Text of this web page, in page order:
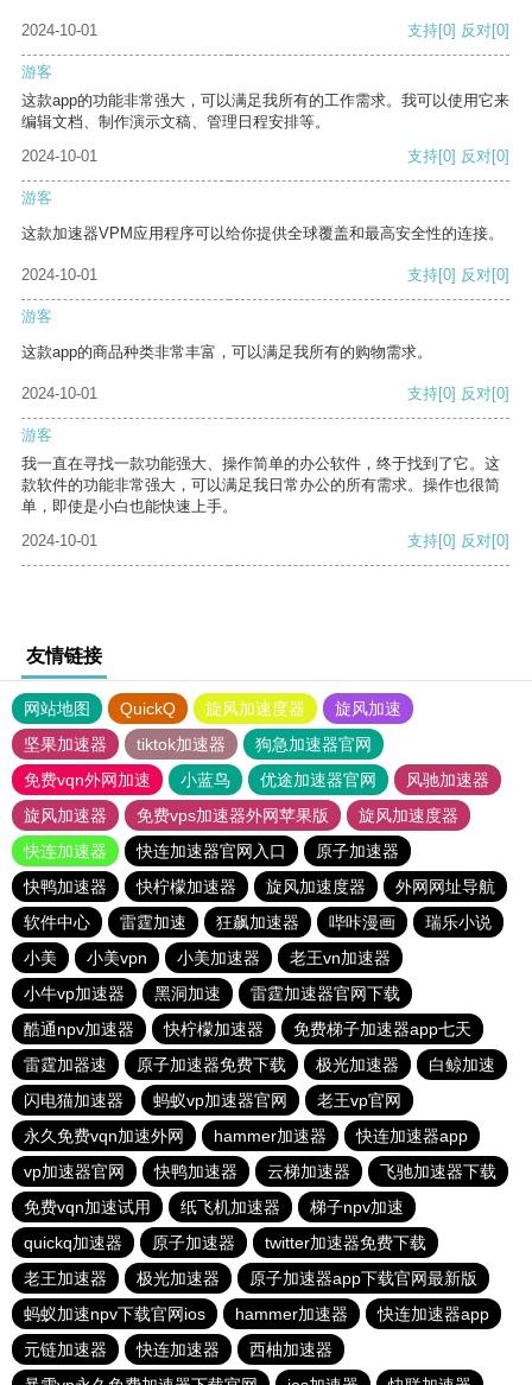
2024-10-01 支持[0] 反对[0]
游客
这款app的功能非常强大，可以满足我所有的工作需求。我可以使用它来
编辑文档、制作演示文稿、管理日程安排等。
2024-10-01
支持[0] 反对[0]
游客
这款加速器VPM应用程序可以给你提供全球覆盖和最高安全性的连接。
2024-10-01 支持[0] 反对[0]
游客
这款app的商品种类非常丰富，可以满足我所有的购物需求。
2024-10-01 支持[0] 反对[0]
游客
我一直在寻找一款功能强大、操作简单的办公软件，终于找到了它。这
款软件的功能非常强大，可以满足我日常办公的所有需求。操作也很简
单，即使是小白也能快速上手。
2024-10-01
支持[0] 反对[0]
友情链接
网站地图 QuickQ 旋风加速度器
旋风加速
坚果加速器
tiktok加速器
狗急加速器官网
免费vqn外网加速
小蓝鸟 优途加速器官网
风驰加速器
旋风加速器
免费vps加速器外网苹果版
旋风加速度器
快连加速器
快连加速器官网入口
原子加速器
快鸭加速器
快柠檬加速器 旋风加速度器
外网网址导航
软件中心
雷霆加速 狂飙加速器 哔咔漫画
瑞乐小说
小美
小美vpn 小美加速器
老王vn加速器
小牛vp加速器
黑洞加速
雷霆加速器官网下载
酷通npv加速器
快柠檬加速器
免费梯子加速器app七天
雷霆加器速
原子加速器免费下载 极光加速器
白鲸加速
闪电猫加速器
蚂蚁vp加速器官网
老王vp官网
永久免费vqn加速外网
hammer加速器
快连加速器app
vp加速器官网
快鸭加速器 云梯加速器
飞驰加速器下载
免费vqn加速试用
纸飞机加速器
梯子npv加速
quickq加速器
原子加速器
twitter加速器免费下载
老王加速器
极光加速器
原子加速器app下载官网最新版
蚂蚁加速npv下载官网ios
hammer加速器
快连加速器app
元链加速器
快连加速器
西柚加速器